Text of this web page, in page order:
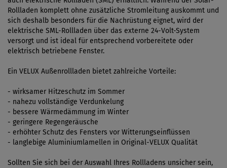
Rollladen komplett ohne zusätzliche Stromleitung auskommt und
sich deshalb besonders für die Nachrüstung eignet, wird der
elektrische SML-Rollladen über das externe 24-Volt-System
versorgt und ist ideal für entsprechend vorbereitete oder
elektrisch betriebene Fenster.
Ein VELUX Außenrollladen bietet zahlreiche Vorteile:
- wirksamer Hitzeschutz im Sommer
- nahezu vollständige Verdunkelung
- bessere Wärmedämmung im Winter
- geringere Regengeräusche
- erhöhter Schutz des Fensters vor Witterungseinflüssen
- langlebige Aluminiumlamellen in Original-VELUX Qualität
Sollten Sie sich bei der Auswahl Ihres Rollladens unsicher sein,